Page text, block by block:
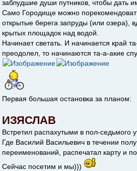
заблудшие души путников, чтобы дать
Само Городище можно
открытые берега запруды (или озера),
крытых площадок над водой.
Начинает светать. И начинается край
преодолел, то начинаются та-а-акие
Первая большая остановка за планом:
ИЗЯСЛАВ
Встретил распахутыми в пол-седьмого
Где Василий Васильевич в течении
переименований, распечатал карту и
Сейчас посетим и мы)))